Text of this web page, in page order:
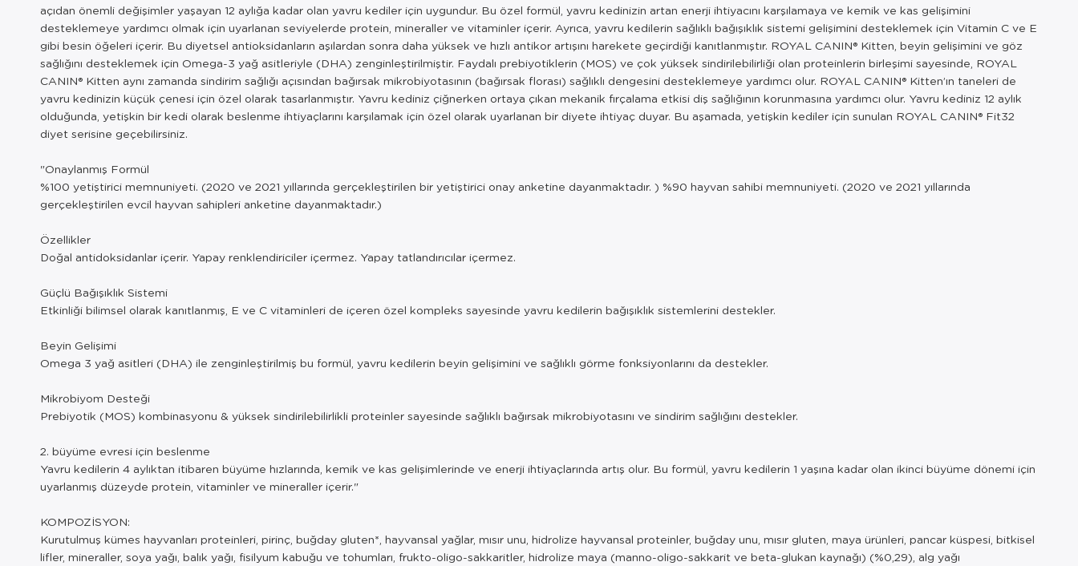
açıdan önemli değişimler yaşayan 12 aylığa kadar olan yavru kediler için uygundur. Bu özel formül, yavru kedinizin artan enerji ihtiyacını karşılamaya ve kemik ve kas gelişimini
desteklemeye yardımcı olmak için uyarlanan seviyelerde protein, mineraller ve vitaminler içerir. Ayrıca, yavru kedilerin sağlıklı bağışıklık sistemi gelişimini desteklemek için Vitamin C ve E
gibi besin öğeleri içerir. Bu diyetsel antioksidanların aşılardan sonra daha yüksek ve hızlı antikor artışını harekete geçirdiği kanıtlanmıştır. ROYAL CANIN® Kitten, beyin gelişimini ve göz
sağlığını desteklemek için Omega-3 yağ asitleriyle (DHA) zenginleştirilmiştir. Faydalı prebiyotiklerin (MOS) ve çok yüksek sindirilebilirliği olan proteinlerin birleşimi sayesinde, ROYAL
CANIN® Kitten aynı zamanda sindirim sağlığı açısından bağırsak mikrobiyotasının (bağırsak florası) sağlıklı dengesini desteklemeye yardımcı olur. ROYAL CANIN® Kitten’ın taneleri de
yavru kedinizin küçük çenesi için özel olarak tasarlanmıştır. Yavru kediniz çiğnerken ortaya çıkan mekanik fırçalama etkisi diş sağlığının korunmasına yardımcı olur. Yavru kediniz 12 aylık
olduğunda, yetişkin bir kedi olarak beslenme ihtiyaçlarını karşılamak için özel olarak uyarlanan bir diyete ihtiyaç duyar. Bu aşamada, yetişkin kediler için sunulan ROYAL CANIN® Fit32
diyet serisine geçebilirsiniz.
"Onaylanmış Formül
%100 yetiştirici memnuniyeti. (2020 ve 2021 yıllarında gerçekleştirilen bir yetiştirici onay anketine dayanmaktadır. ) %90 hayvan sahibi memnuniyeti. (2020 ve 2021 yıllarında
gerçekleştirilen evcil hayvan sahipleri anketine dayanmaktadır.)
Özellikler
Doğal antidoksidanlar içerir. Yapay renklendiriciler içermez. Yapay tatlandırıcılar içermez.
Güçlü Bağışıklık Sistemi
Etkinliği bilimsel olarak kanıtlanmış, E ve C vitaminleri de içeren özel kompleks sayesinde yavru kedilerin bağışıklık sistemlerini destekler.
Beyin Gelişimi
Omega 3 yağ asitleri (DHA) ile zenginleştirilmiş bu formül, yavru kedilerin beyin gelişimini ve sağlıklı görme fonksiyonlarını da destekler.
Mikrobiyom Desteği
Prebiyotik (MOS) kombinasyonu & yüksek sindirilebilirlikli proteinler sayesinde sağlıklı bağırsak mikrobiyotasını ve sindirim sağlığını destekler.
2. büyüme evresi için beslenme
Yavru kedilerin 4 aylıktan itibaren büyüme hızlarında, kemik ve kas gelişimlerinde ve enerji ihtiyaçlarında artış olur. Bu formül, yavru kedilerin 1 yaşına kadar olan ikinci büyüme dönemi için
uyarlanmış düzeyde protein, vitaminler ve mineraller içerir."
KOMPOZİSYON:
Kurutulmuş kümes hayvanları proteinleri, pirinç, buğday gluten*, hayvansal yağlar, mısır unu, hidrolize hayvansal proteinler, buğday unu, mısır gluten, maya ürünleri, pancar küspesi, bitkisel
lifler, mineraller, soya yağı, balık yağı, fisilyum kabuğu ve tohumları, frukto-oligo-sakkaritler, hidrolize maya (manno-oligo-sakkarit ve beta-glukan kaynağı) (%0,29), alg yağı